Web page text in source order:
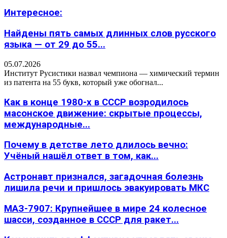
Интересное:
Найдены пять самых длинных слов русского
языка — от 29 до 55...
05.07.2026
Институт Русистики назвал чемпиона — химический термин
из патента на 55 букв, который уже обогнал...
Как в конце 1980-х в СССР возродилось
масонское движение: скрытые процессы,
международные...
Почему в детстве лето длилось вечно:
Учёный нашёл ответ в том, как...
Астронавт признался, загадочная болезнь
лишила речи и пришлось эвакуировать МКС
МАЗ-7907: Крупнейшее в мире 24 колесное
шасси, созданное в СССР для ракет...